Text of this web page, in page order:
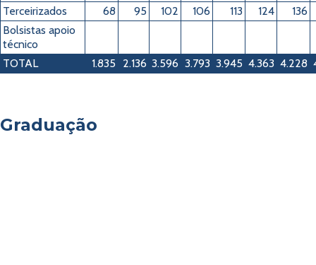
Terceirizados
68 95 102 106 113 124
136
Bolsistas apoio
técnico
TOTAL
1.835 2.136 3.596 3.793 3.945 4.363 4.228
Graduação